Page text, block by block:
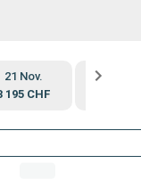
21 Nov.
195 CHF